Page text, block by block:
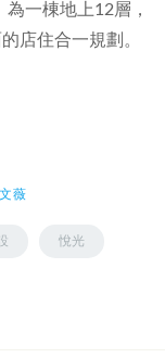
一棟地上12層，
店住合一規劃。
文薇
悅光